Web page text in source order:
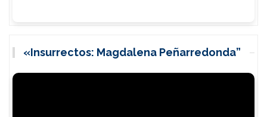
«Insurrectos: Magdalena Peñarredonda”